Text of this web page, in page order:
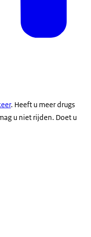
. Heeft u meer drugs
u niet rijden. Doet u